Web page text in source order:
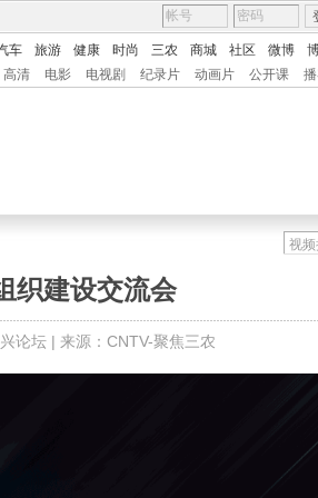
车 旅游 健康 时尚 三农 商城 社区 微博
高清 电影 电视剧 纪录片 动画片 公开课
织建设交流会
论坛 | 来源：CNTV-聚焦三农